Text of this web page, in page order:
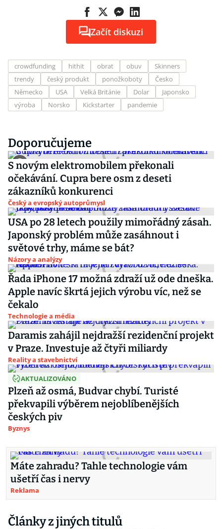
Začít diskuzi
crowdfunding hithit obrat obuv
Skinners
trendy
český produkt ponožkoboty
Česko
Německo
USA Velká Británie Dolar
Japonsko
výroba
Norsko Kickstarter pandemie
Doporučujeme
S novým elektromobilem překonali
očekávání. Cupra bere osm z deseti
zákazníků konkurenci
Český a evropský autoprůmysl
USA po 28 letech použily mimořádný zásah.
Japonský problém může zasáhnout i
světové trhy, máme se bát?
Názory a analýzy
Řada iPhone 17 možná zdraží už ode dneška.
Apple navíc škrtá jejich výrobu víc, než se
čekalo
Technologie a média
Daramis zahájil nejdražší rezidenční projekt
v Praze. Investuje až čtyři miliardy
Reality a stavebnictví
AKTUALIZOVÁNO
Plzeň až osmá, Budvar chybí. Turisté
překvapili výběrem nejoblíbenějších
českých piv
Byznys
Máte zahradu? Tahle technologie vám
ušetří čas i nervy
Reklama
Články z jiných titulů